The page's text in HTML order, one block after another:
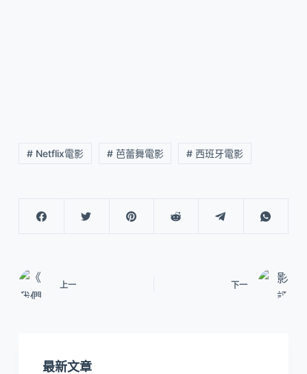
# Netflix電影 # 芭蕾舞電影 # 西班牙電影
上一 下一
最新文章